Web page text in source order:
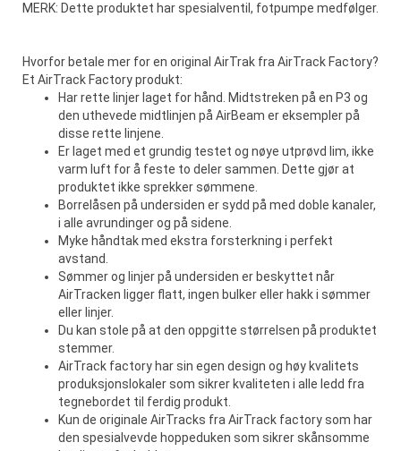
MERK: Dette produktet har spesialventil, fotpumpe medfølger.
Hvorfor betale mer for en original AirTrak fra AirTrack Factory?
Et AirTrack Factory produkt:
Har rette linjer laget for hånd. Midtstreken på en P3 og
den uthevede midtlinjen på AirBeam er eksempler på
disse rette linjene.
Er laget med et grundig testet og nøye utprøvd lim, ikke
varm luft for å feste to deler sammen. Dette gjør at
produktet ikke sprekker sømmene.
Borrelåsen på undersiden er sydd på med doble kanaler,
i alle avrundinger og på sidene.
Myke håndtak med ekstra forsterkning i perfekt
avstand.
Sømmer og linjer på undersiden er beskyttet når
AirTracken ligger flatt, ingen bulker eller hakk i sømmer
eller linjer.
Du kan stole på at den oppgitte størrelsen på produktet
stemmer.
AirTrack factory har sin egen design og høy kvalitets
produksjonslokaler som sikrer kvaliteten i alle ledd fra
tegnebordet til ferdig produkt.
Kun de originale AirTracks fra AirTrack factory som har
den spesialvevde hoppeduken som sikrer skånsomme